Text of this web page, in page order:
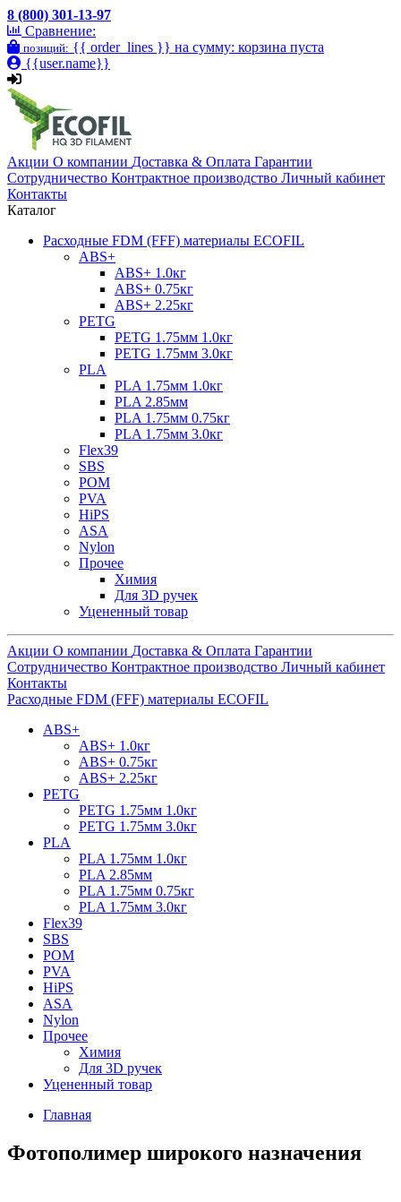
8 (800) 301-13-97
Сравнение:
позиций: {{ order_lines }} на сумму: корзина пуста
{{user.name}}
Акции О компании Доставка & Оплата Гарантии
Сотрудничество Контрактное производство Личный кабинет
Контакты
Каталог
Расходные FDM (FFF) материалы ECOFIL
ABS+
ABS+ 1.0кг
ABS+ 0.75кг
ABS+ 2.25кг
PETG
PETG 1.75мм 1.0кг
PETG 1.75мм 3.0кг
PLA
PLA 1.75мм 1.0кг
PLA 2.85мм
PLA 1.75мм 0.75кг
PLA 1.75мм 3.0кг
Flex39
SBS
POM
PVA
HiPS
ASA
Nylon
Прочее
Химия
Для 3D ручек
Уцененный товар
Акции О компании Доставка & Оплата Гарантии
Сотрудничество Контрактное производство Личный кабинет
Контакты
Расходные FDM (FFF) материалы ECOFIL
ABS+
ABS+ 1.0кг
ABS+ 0.75кг
ABS+ 2.25кг
PETG
PETG 1.75мм 1.0кг
PETG 1.75мм 3.0кг
PLA
PLA 1.75мм 1.0кг
PLA 2.85мм
PLA 1.75мм 0.75кг
PLA 1.75мм 3.0кг
Flex39
SBS
POM
PVA
HiPS
ASA
Nylon
Прочее
Химия
Для 3D ручек
Уцененный товар
Главная
Фотополимер широкого назначения